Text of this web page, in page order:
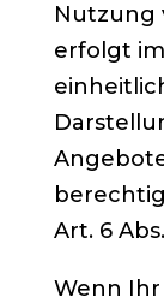
Nutzung
erfolgt
Art. 6
Wenn